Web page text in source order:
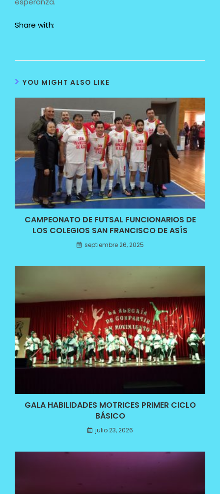
Share with:
YOU MIGHT ALSO LIKE
CAMPEONATO DE FUTSAL FUNCIONARIOS DE
LOS COLEGIOS SAN FRANCISCO DE ASÍS
septiembre 26, 2025
GALA HABILIDADES MOTRICES PRIMER CICLO
BÁSICO
julio 23, 2026